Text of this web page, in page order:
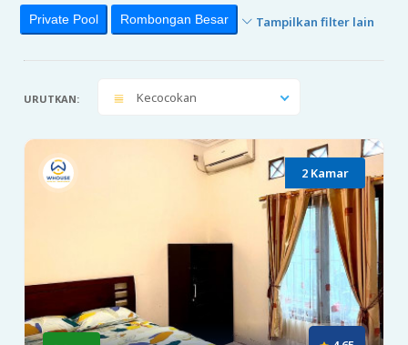
Private Pool Rombongan Besar Tampilkan filter lain
URUTKAN: Kecocokan
2 Kamar